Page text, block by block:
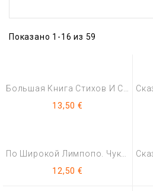
Показано 1-16 из 59
13,50 €
По Широкой Лимпопо. Чуковский Корней (Художник Елисеев Анатолий)
12,50 €